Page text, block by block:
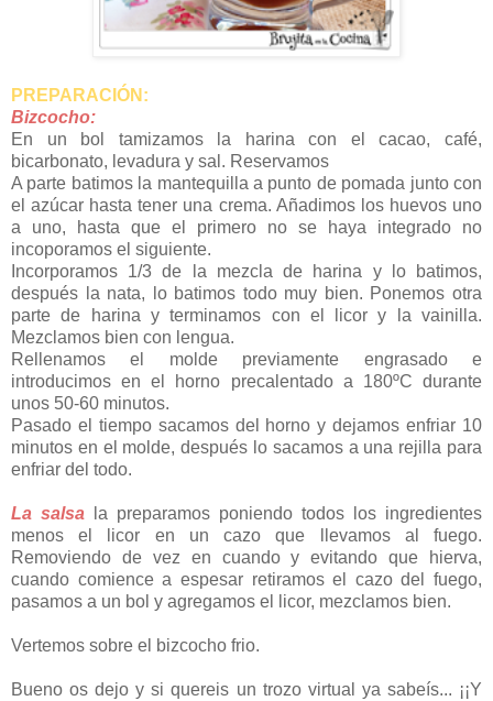
PREPARACIÓN:
Bizcocho:
En un bol tamizamos la harina con el cacao, café,
bicarbonato, levadura y sal. Reservamos
A parte batimos la mantequilla a punto de pomada junto con
el azúcar hasta tener una crema. Añadimos los huevos uno
a uno, hasta que el primero no se haya integrado no
incoporamos el siguiente.
Incorporamos 1/3 de la mezcla de harina y lo batimos,
después la nata, lo batimos todo muy bien. Ponemos otra
parte de harina y terminamos con el licor y la vainilla.
Mezclamos bien con lengua.
Rellenamos el molde previamente engrasado e
introducimos en el horno precalentado a 180ºC durante
unos 50-60 minutos.
Pasado el tiempo sacamos del horno y dejamos enfriar 10
minutos en el molde, después lo sacamos a una rejilla para
enfriar del todo.
La salsa la preparamos poniendo todos los ingredientes
menos el licor en un cazo que llevamos al fuego.
Removiendo de vez en cuando y evitando que hierva,
cuando comience a espesar retiramos el cazo del fuego,
pasamos a un bol y agregamos el licor, mezclamos bien.
Vertemos sobre el bizcocho frio.
Bueno os dejo y si quereis un trozo virtual ya sabeís... ¡¡Y